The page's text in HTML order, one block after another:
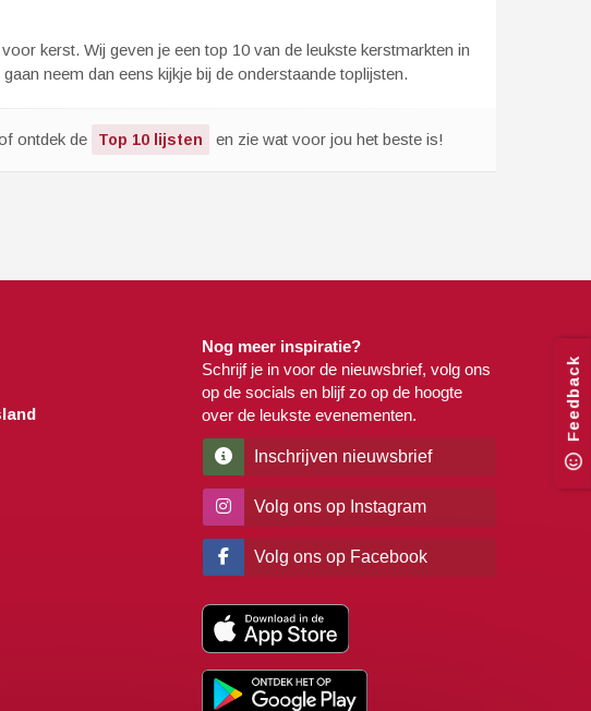
kerst. Wij geven je een top 10 van de leukste kerstmarkten in
neem dan eens kijkje bij de onderstaande toplijsten.
ontdek de Top 10 lijsten en zie wat voor jou het beste is!
Nog meer inspiratie?
Schrijf je in voor de nieuwsbrief, volg ons
op de socials en blijf zo op de hoogte
over de leukste evenementen.
Inschrijven nieuwsbrief
Volg ons op Instagram
Volg ons op Facebook
Feedback